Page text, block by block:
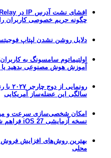
چگونه حریم خصوصی کاربران
دلایل روشن نشدن لپتاپ
اولتیماتوم سامسونگ به
آموزش هوش مصنوعی بدهید یا
سالگی این عضله‌ساز آمریکایی
امکان شخصی‌سازی سرعت و
نسخه آزمایشی iOS 27 فراهم شد
بهترین روش‌های افزایش
محلی